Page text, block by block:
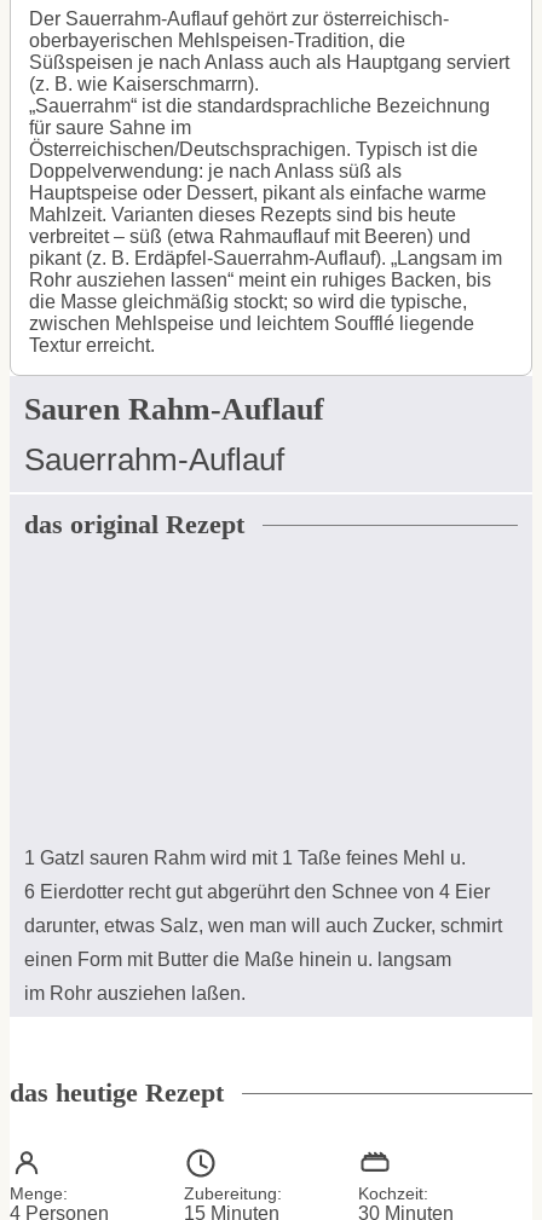
Der Sauerrahm-Auflauf gehört zur österreichisch-
oberbayerischen Mehlspeisen-Tradition, die
Süßspeisen je nach Anlass auch als Hauptgang serviert
(z. B. wie Kaiserschmarrn).
„Sauerrahm“ ist die standardsprachliche Bezeichnung
für saure Sahne im
Österreichischen/Deutschsprachigen. Typisch ist die
Doppelverwendung: je nach Anlass süß als
Hauptspeise oder Dessert, pikant als einfache warme
Mahlzeit. Varianten dieses Rezepts sind bis heute
verbreitet – süß (etwa Rahmauflauf mit Beeren) und
pikant (z. B. Erdäpfel-Sauerrahm-Auflauf). „Langsam im
Rohr ausziehen lassen“ meint ein ruhiges Backen, bis
die Masse gleichmäßig stockt; so wird die typische,
zwischen Mehlspeise und leichtem Soufflé liegende
Textur erreicht.
Sauren Rahm-Auflauf
Sauerrahm-Auflauf
das original Rezept
1 Gatzl sauren Rahm wird mit 1 Taße feines Mehl u.
6 Eierdotter recht gut abgerührt den Schnee von 4 Eier
darunter, etwas Salz, wen man will auch Zucker, schmirt
einen Form mit Butter die Maße hinein u. langsam
im Rohr ausziehen laßen.
das heutige Rezept
Menge:
4 Personen
Zubereitung:
15Minuten
Minuten
Kochzeit:
30Minuten
Minuten